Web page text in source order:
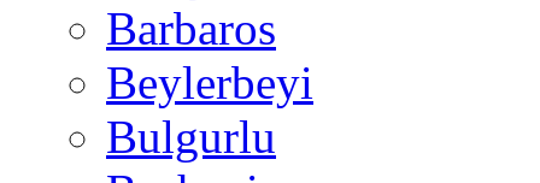
Barbaros
Beylerbeyi
Bulgurlu